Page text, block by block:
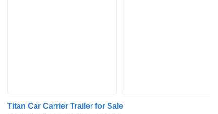
Titan Car Carrier Trailer for Sale